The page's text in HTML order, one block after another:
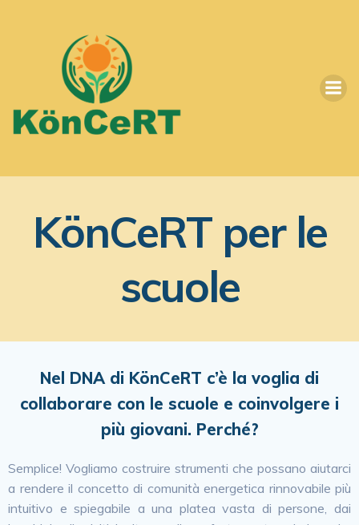
KönCeRT per le
scuole
Nel DNA di KönCeRT c’è la voglia di
collaborare con le scuole e coinvolgere i
più giovani. Perché?
Semplice! Vogliamo costruire strumenti che possano aiutarci
a rendere il concetto di comunità energetica rinnovabile più
intuitivo e spiegabile a una platea vasta di persone, dai